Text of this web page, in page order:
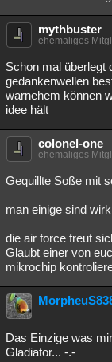
mythbuster
ehemaliges
Schon mal überlegt
gedankenwellen
warnehem können
idee hält
colonel-one
ehemaliges
Gequillte Soße mit
man einige sind
die air force freut
Glaubt einer von
mikrochip
Das Einzige was
Gladiator... -.-